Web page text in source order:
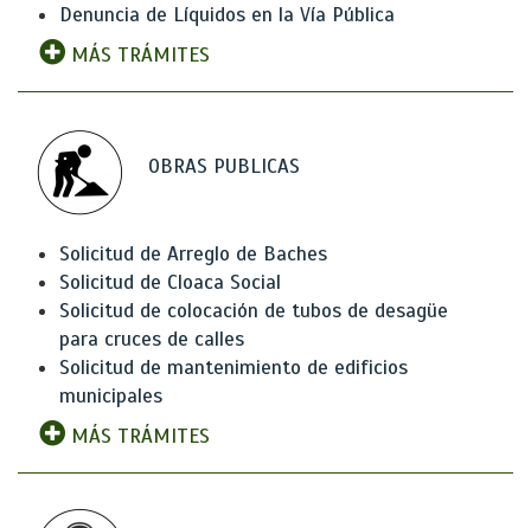
Denuncia de Líquidos en la Vía Pública
MÁS TRÁMITES
OBRAS PUBLICAS
Solicitud de Arreglo de Baches
Solicitud de Cloaca Social
Solicitud de colocación de tubos de desagüe
para cruces de calles
Solicitud de mantenimiento de edificios
municipales
MÁS TRÁMITES